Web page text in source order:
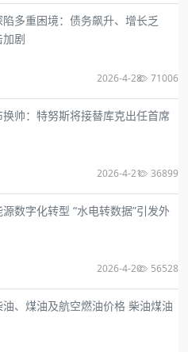
多重困境：债务飙升、增长乏
加剧
2026-4-28 71006
帅：特努斯将接替库克出任首席
2026-4-21 36899
数字化转型 “水电转数据”引发外
2026-4-20 56528
、煤油及航空燃油价格 柴油煤油